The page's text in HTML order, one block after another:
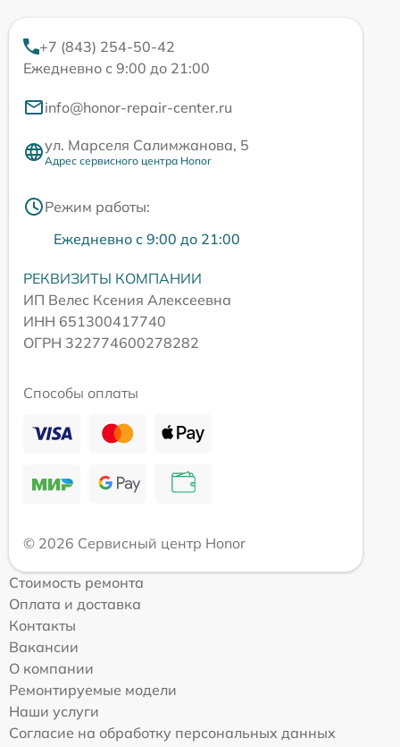
+7 (843) 254-50-42
Ежедневно с 9:00 до 21:00
info@honor-repair-center.ru
ул. Марселя Салимжанова, 5
Адрес сервисного центра Honor
Режим работы:
Ежедневно с 9:00 до 21:00
РЕКВИЗИТЫ КОМПАНИИ
ИП Велес Ксения Алексеевна
ИНН 651300417740
ОГРН 322774600278282
Способы оплаты
© 2026 Сервисный центр Honor
Стоимость ремонта
Оплата и доставка
Контакты
Вакансии
О компании
Ремонтируемые модели
Наши услуги
Согласие на обработку персональных данных